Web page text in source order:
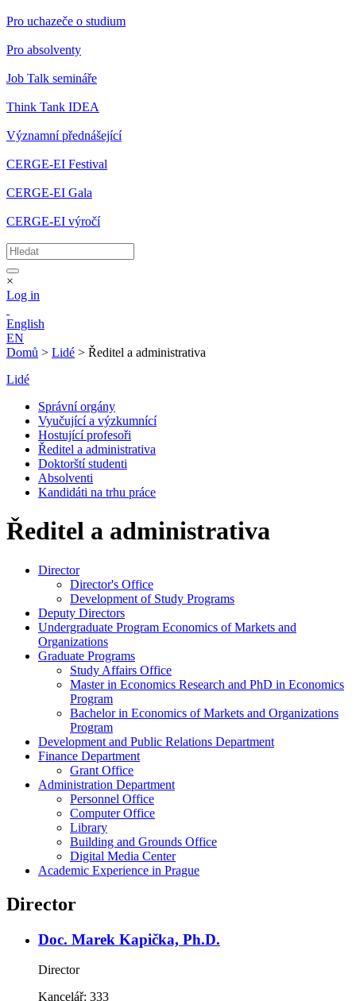
Pro uchazeče o studium
Pro absolventy
Job Talk semináře
Think Tank IDEA
Významní přednášející
CERGE-EI Festival
CERGE-EI Gala
CERGE-EI výročí
×
Log in
English
EN
Domů > Lidé > Ředitel a administrativa
Lidé
Správní orgány
Vyučující a výzkumnící
Hostující profesoři
Ředitel a administrativa
Doktorští studenti
Absolventi
Kandidáti na trhu práce
Ředitel a administrativa
Director
Director's Office
Development of Study Programs
Deputy Directors
Undergraduate Program Economics of Markets and
Organizations
Graduate Programs
Study Affairs Office
Master in Economics Research and PhD in Economics
Program
Bachelor in Economics of Markets and Organizations
Program
Development and Public Relations Department
Finance Department
Grant Office
Administration Department
Personnel Office
Computer Office
Library
Building and Grounds Office
Digital Media Center
Academic Experience in Prague
Director
Doc. Marek Kapička, Ph.D.
Director
Kancelář: 333